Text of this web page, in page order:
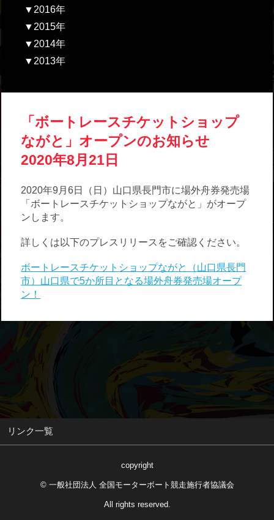
▼2016年
▼2015年
▼2014年
▼2013年
「ボートレースチケットショップ
ながと」オープンのお知らせ
2020年8月21日
2020年9月6日（日）山口県長門市に場外舟券発売場
「ボートレースチケットショップながと」がオープ
ンします。
詳しくは以下のプレスリリースをご確認ください。
ボートレースチケットショップながと（山口県長門
市）山口県で5か所目となる場外舟券発売場オープ
ン！
リンク一覧
copyright
© 一般社団法人 全国モーターボート競走施行者協議会
All rights reserved.